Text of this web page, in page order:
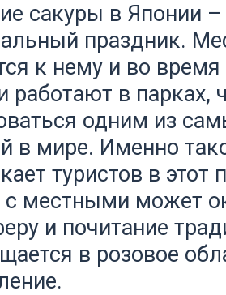
сакуры в Японии
праздник.
к нему и во
работают в парках,
одним из
в мире. Именно
туристов в
с местными может
и почитание
в розовое